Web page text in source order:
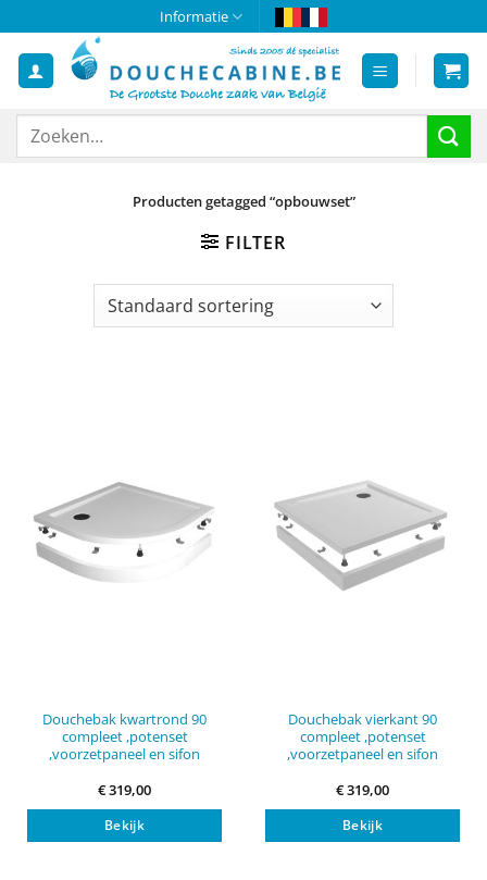
naar
inhoud
Informatie
Zoeken
Producten getagged “opbouwset”
FILTER
Douchebak kwartrond 90
compleet ,potenset
,voorzetpaneel en sifon
€319,00
Bekijk
Douchebak vierkant 90
compleet ,potenset
,voorzetpaneel en sifon
€319,00
Bekijk